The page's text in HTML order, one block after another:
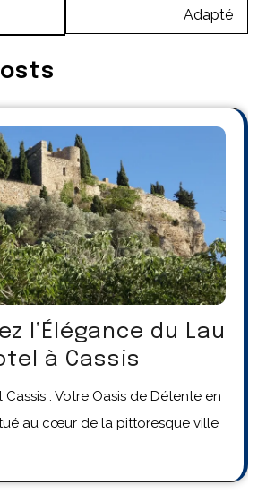
Adapté
l’Élégance du Lau
à Cassis
: Votre Oasis de Détente en
au cœur de la pittoresque ville